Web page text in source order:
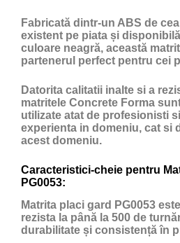
Fabricată dintr-un ABS de
existent pe piata și
culoare neagră, această
partenerul perfect pentru cei
Datorita calitatii inalte si a
matritele Concrete Forma
utilizate atat de profesionisti
experienta in domeniu, cat si
acest domeniu.
Caracteristici-cheie pentru
PG0053:
Matrita placi gard PG0053
rezista la până la 500 de
durabilitate și consistență în